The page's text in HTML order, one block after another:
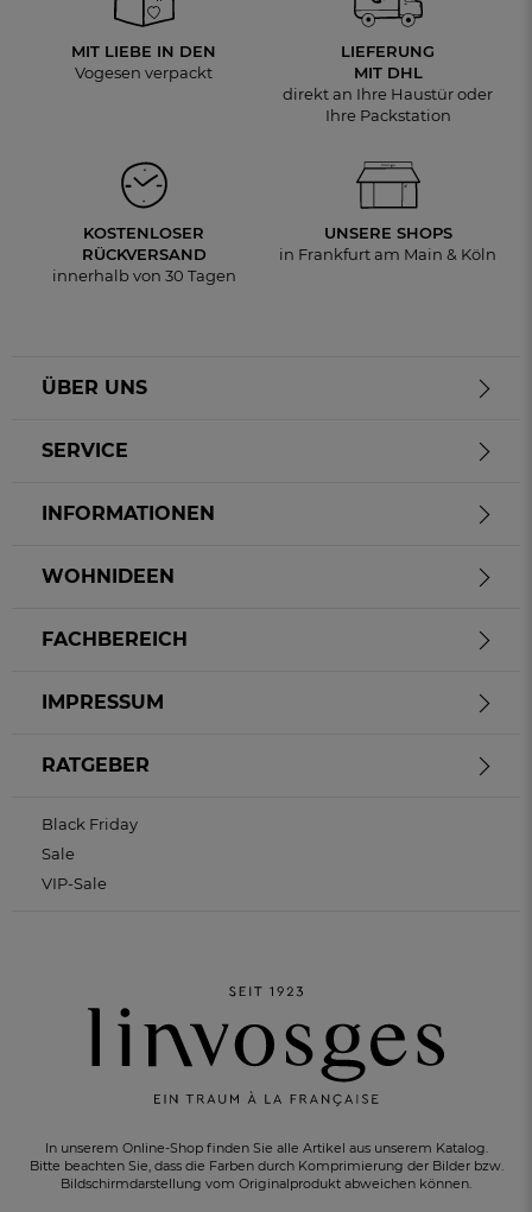
MIT LIEBE IN DEN
Vogesen verpackt
LIEFERUNG
MIT DHL
direkt an Ihre Haustür oder
Ihre Packstation
KOSTENLOSER
RÜCKVERSAND
innerhalb von 30 Tagen
UNSERE SHOPS
in Frankfurt am Main & Köln
In unserem Online-Shop finden Sie alle Artikel aus unserem Katalog.
Bitte beachten Sie, dass die Farben durch Komprimierung der Bilder bzw.
Bildschirmdarstellung vom Originalprodukt abweichen können.
ÜBER UNS
SERVICE
INFORMATIONEN
WOHNIDEEN
FACHBEREICH
IMPRESSUM
RATGEBER
Black Friday
Sale
VIP-Sale